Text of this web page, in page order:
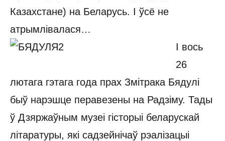
Казахстане) на Беларусь. І ўсё не
атрымлівалася…
І вось
26
лютага гэтага года прах Змітрака Бядулі
быў нарэшце перавезены на Радзіму. Тады
ў Дзяржаўным музеі гісторыі беларускай
літаратуры, які садзейнічаў рэалізацыі